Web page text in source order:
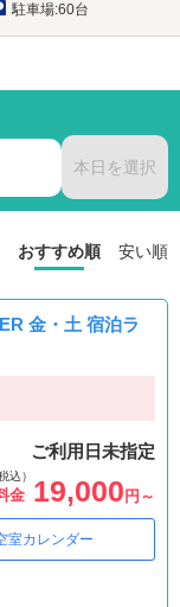
駐車場:60台
本日を選択
おすすめ順 安い順
金・土 宿泊ラ
ご利用日未指定
込）
金 19,000 円～
室カレンダー